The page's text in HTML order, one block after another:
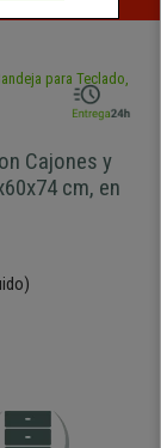
Cajones y
cm, en